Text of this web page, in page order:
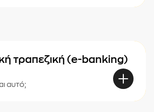
τραπεζική (e-banking)
αυτό;